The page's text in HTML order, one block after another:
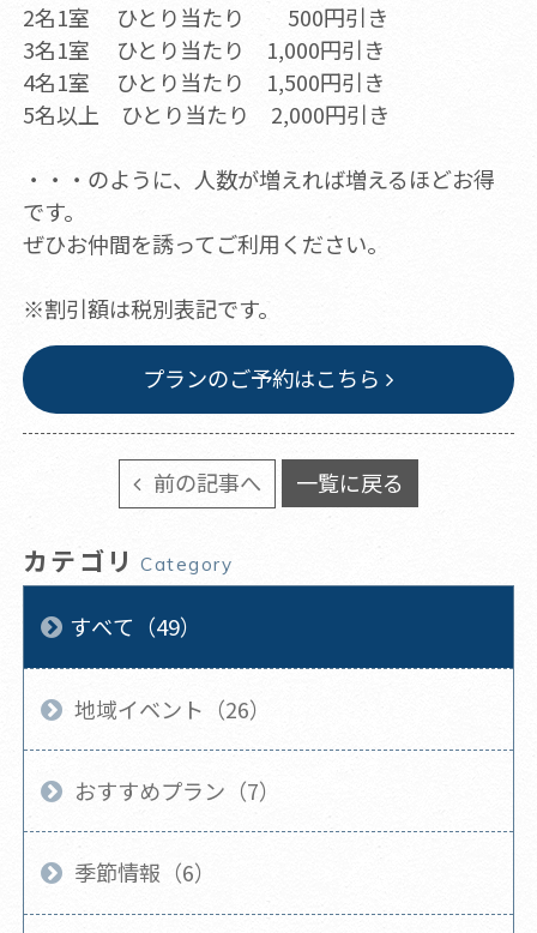
2名1室 ひとり当たり 500円引き
3名1室 ひとり当たり 1,000円引き
4名1室 ひとり当たり 1,500円引き
5名以上 ひとり当たり 2,000円引き
・・・のように、人数が増えれば増えるほどお得
です。
ぜひお仲間を誘ってご利用ください。
※割引額は税別表記です。
プランのご予約はこちら
前の記事へ 一覧に戻る
カテゴリ Category
すべて（49）
地域イベント（26）
おすすめプラン（7）
季節情報（6）